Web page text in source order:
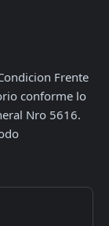
conforme lo
Nro 5616.